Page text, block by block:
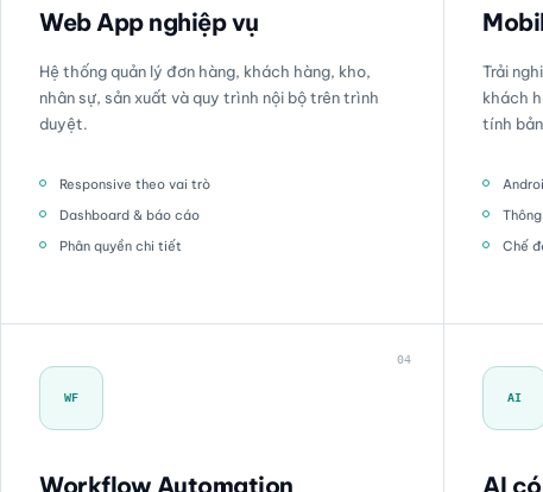
Web App nghiệp vụ
Hệ thống quản lý đơn hàng, khách hàng, kho,
nhân sự, sản xuất và quy trình nội bộ trên trình
duyệt.
Responsive theo vai trò
Dashboard & báo cáo
Phân quyền chi tiết
Trải
khách
tính
Chế
04
WF
Workflow Automation
AI
AI